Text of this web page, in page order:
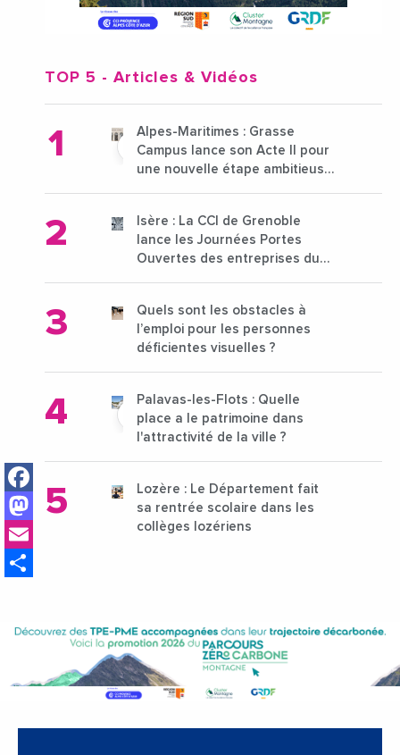
Facebook
Mastodon
TOP 5 - Articles & Vidéos
Alpes-Maritimes : Grasse
Campus lance son Acte II pour
une nouvelle étape ambitieuse
Isère : La CCI de Grenoble
lance les Journées Portes
Ouvertes des entreprises du
Quels sont les obstacles à
l’emploi pour les personnes
déficientes visuelles ?
Palavas-les-Flots : Quelle
place a le patrimoine dans
l'attractivité de la ville ?
Lozère : Le Département fait
sa rentrée scolaire dans les
collèges lozériens